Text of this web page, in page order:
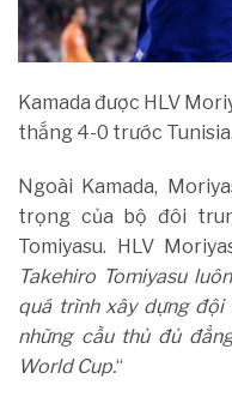
Kamada được HLV
thắng 4-0 trước Tunisia.
Ngoài Kamada,
trọng của bộ đôi
Tomiyasu. HLV
Takehiro Tomiyasu
quá trình xây dựng đội
những cầu thủ đủ
World Cup.“